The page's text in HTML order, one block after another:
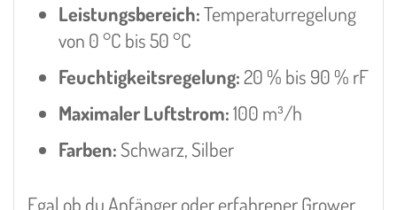
Leistungsbereich:Temperaturregelung
von 0 °C bis 50 °C
Feuchtigkeitsregelung:20 % bis 90 % rF
Maximaler Luftstrom:100 m³/h
Farben: Schwarz, Silber
Egal ob du Anfänger oder erfahrener Grower